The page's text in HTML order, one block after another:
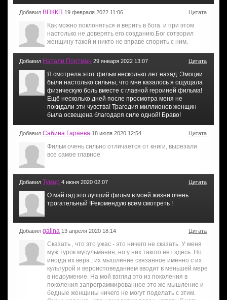
Добавил ВПККП 19 февраля 2022 11:06 Цитата
Как можно поклоняться и верить в бога. и при этом
настолько не доверять его созданию.Бог сотворил
женщину такой и никто не вправе спорить с ним.
Добавил Натали Портман 29 января 2022 13:07 Цитата
Я смотрела этот фильм несколько лет назад. Эмоции
были настолько сильны, что мне казалось я ощущала
физическую боль вместе с главной героиней фильма!
Ещё несколько дней после просмотра меня не
покидали эти чувства! Трагедия миллионов женщин
была освещена благодаря силе одной! Браво!
Добавил Сабина Гараева 18 июля 2020 12:54 Цитата
Фильм очень сильно отличается от книги, вырезали
все самое главное
Добавил Тумар 4 июня 2020 02:07 Цитата
О май гад это лучший фильм в моей жизни очень
трогательный !Рекомендую всем смотреть !
Добавил galina 13 апреля 2020 18:14 Цитата
Сказать , что это ужас - это ничего не сказать. У меня
муж турок мусульманин, но у них такого нет здесь. Но
иногда их вера , их мышление связанное именно с их
культурой и вероисповеданием вводит в меньшей мере
в недоумение. На мой взгляд это из поколения в
поколения запрограммированное это же мышление и
бедные женщины ничего не могут поделать с этим.